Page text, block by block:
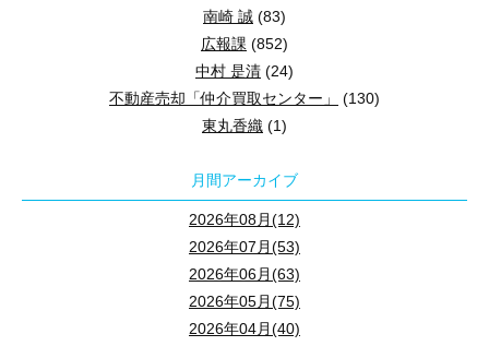
南崎 誠 (83)
広報課 (852)
中村 是清 (24)
不動産売却「仲介買取センター」
(130)
東丸香織 (1)
月間アーカイブ
2026年08月(12)
2026年07月(53)
2026年06月(63)
2026年05月(75)
2026年04月(40)